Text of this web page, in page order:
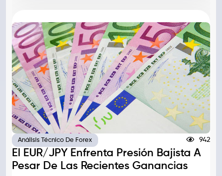
Análisis Técnico De Forex 942
El EUR/JPY Enfrenta Presión Bajista A
Pesar De Las Recientes Ganancias